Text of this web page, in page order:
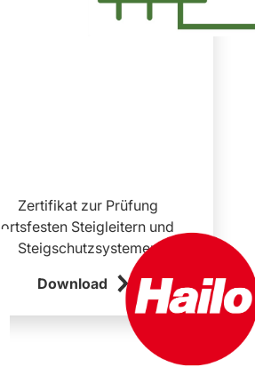
Zertifikat zur Prüfung
ortsfesten Steigleitern und
Steigschutzsystemen
Download